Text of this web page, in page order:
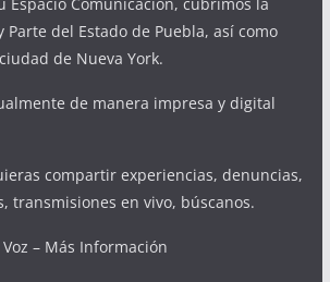
Parte del Estado de Puebla, así como
de Nueva York.
de manera impresa y digital
compartir experiencias, denuncias,
transmisiones en vivo, búscanos.
– Más Información